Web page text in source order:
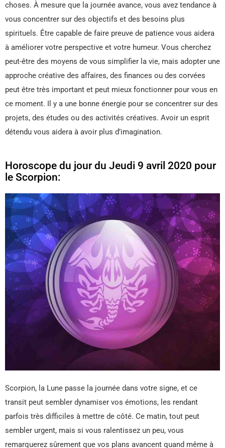
choses. À mesure que la journée avance, vous avez tendance à
vous concentrer sur des objectifs et des besoins plus
spirituels. Être capable de faire preuve de patience vous aidera
à améliorer votre perspective et votre humeur. Vous cherchez
peut-être des moyens de vous simplifier la vie, mais adopter une
approche créative des affaires, des finances ou des corvées
peut être très important et peut mieux fonctionner pour vous en
ce moment. Il y a une bonne énergie pour se concentrer sur des
projets, des études ou des activités créatives. Avoir un esprit
détendu vous aidera à avoir plus d’imagination.
Horoscope du jour du Jeudi 9 avril 2020 pour
le Scorpion:
Scorpion, la Lune passe la journée dans votre signe, et ce
transit peut sembler dynamiser vos émotions, les rendant
parfois très difficiles à mettre de côté. Ce matin, tout peut
sembler urgent, mais si vous ralentissez un peu, vous
remarquerez sûrement que vos plans avancent quand même à